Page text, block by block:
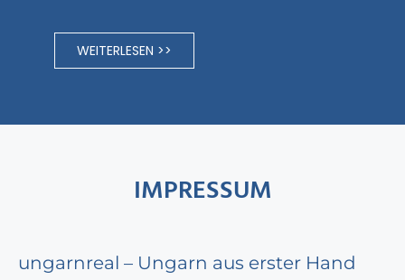
WEITERLESEN >>
IMPRESSUM
ungarnreal – Ungarn aus erster Hand